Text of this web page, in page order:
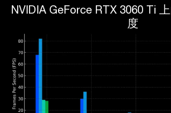
NVIDIA GeForce RTX 3060 Ti
度